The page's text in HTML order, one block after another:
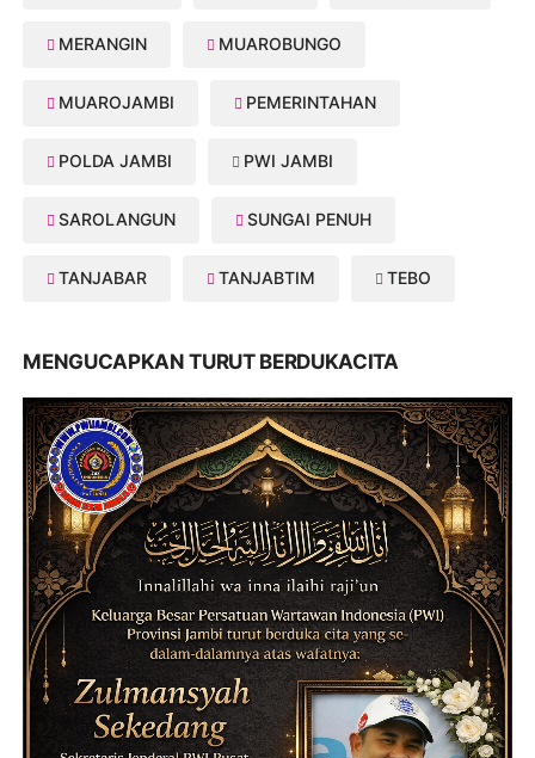
MERANGIN MUAROBUNGO
MUAROJAMBI PEMERINTAHAN
POLDA JAMBI PWI JAMBI
SAROLANGUN SUNGAI PENUH
TANJABAR TANJABTIM TEBO
MENGUCAPKAN TURUT BERDUKACITA